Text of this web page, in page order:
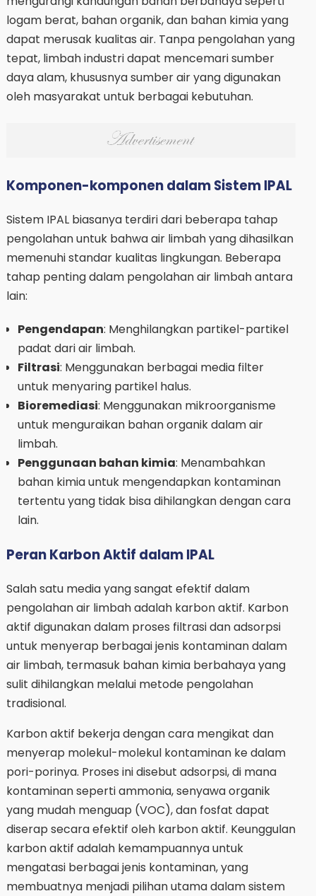
logam berat, bahan organik, dan bahan kimia yang
dapat merusak kualitas air. Tanpa pengolahan yang
tepat, limbah industri dapat mencemari sumber
daya alam, khususnya sumber air yang digunakan
oleh masyarakat untuk berbagai kebutuhan.
Komponen-komponen dalam Sistem IPAL
Sistem IPAL biasanya terdiri dari beberapa tahap
pengolahan untuk bahwa air limbah yang dihasilkan
memenuhi standar kualitas lingkungan. Beberapa
tahap penting dalam pengolahan air limbah antara
lain:
Pengendapan: Menghilangkan partikel-partikel
padat dari air limbah.
Filtrasi: Menggunakan berbagai media filter
untuk menyaring partikel halus.
Bioremediasi: Menggunakan mikroorganisme
untuk menguraikan bahan organik dalam air
limbah.
Penggunaan bahan kimia: Menambahkan
bahan kimia untuk mengendapkan kontaminan
tertentu yang tidak bisa dihilangkan dengan cara
lain.
Peran Karbon Aktif dalam IPAL
Salah satu media yang sangat efektif dalam
pengolahan air limbah adalah karbon aktif. Karbon
aktif digunakan dalam proses filtrasi dan adsorpsi
untuk menyerap berbagai jenis kontaminan dalam
air limbah, termasuk bahan kimia berbahaya yang
sulit dihilangkan melalui metode pengolahan
tradisional.
Karbon aktif bekerja dengan cara mengikat dan
menyerap molekul-molekul kontaminan ke dalam
pori-porinya. Proses ini disebut adsorpsi, di mana
kontaminan seperti ammonia, senyawa organik
yang mudah menguap (VOC), dan fosfat dapat
diserap secara efektif oleh karbon aktif. Keunggulan
karbon aktif adalah kemampuannya untuk
mengatasi berbagai jenis kontaminan, yang
membuatnya menjadi pilihan utama dalam sistem